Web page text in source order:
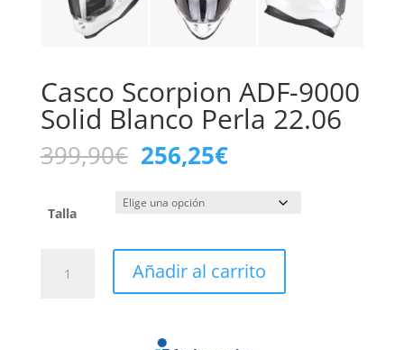
Casco Scorpion ADF-9000
Solid Blanco Perla 22.06
399,90€ El
precio
original
era:
256,25€El
precio
actual
Talla
Scorpion
Añadir al carrito